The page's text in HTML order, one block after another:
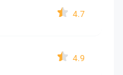
4.7
4.9